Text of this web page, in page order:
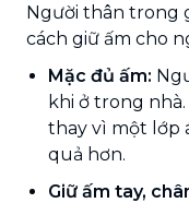
Người thân trong
cách giữ ấm cho
Mặc đủ ấm:
khi ở trong
thay vì một lớp
quả hơn.
Giữ ấm tay,